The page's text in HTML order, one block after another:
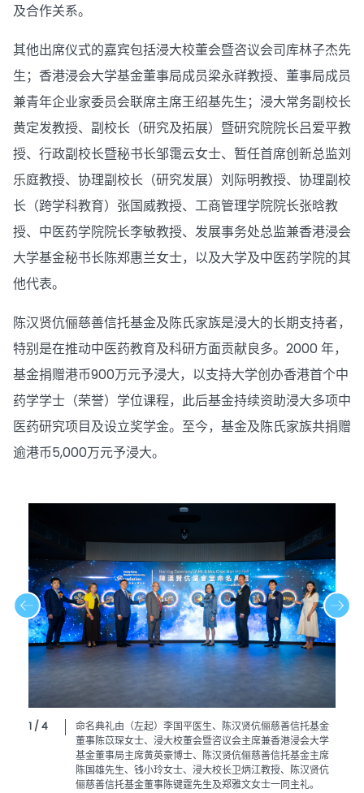
及合作关系。
其他出席仪式的嘉宾包括浸大校董会暨咨议会司库林子杰先
生；香港浸会大学基金董事局成员梁永祥教授、董事局成员
兼青年企业家委员会联席主席王绍基先生；浸大常务副校长
黄定发教授、副校长（研究及拓展）暨研究院院长吕爱平教
授、行政副校长暨秘书长邹霭云女士、暂任首席创新总监刘
乐庭教授、协理副校长（研究发展）刘际明教授、协理副校
长（跨学科教育）张国威教授、工商管理学院院长张晗教
授、中医药学院院长李敏教授、发展事务处总监兼香港浸会
大学基金秘书长陈郑惠兰女士，以及大学及中医药学院的其
他代表。
陈汉贤伉俪慈善信托基金及陈氏家族是浸大的长期支持者，
特别是在推动中医药教育及科研方面贡献良多。2000 年，
基金捐赠港币900万元予浸大，以支持大学创办香港首个中
药学学士（荣誉）学位课程，此后基金持续资助浸大多项中
医药研究项目及设立奖学金。至今，基金及陈氏家族共捐赠
逾港币5,000万元予浸大。
1 / 4
命名典礼由（左起）李国平医生、陈汉贤伉俪慈善信托基金
董事陈苡琛女士、浸大校董会暨咨议会主席兼香港浸会大学
基金董事局主席黄英豪博士、陈汉贤伉俪慈善信托基金主席
陈国雄先生、钱小玲女士、浸大校长卫炳江教授、陈汉贤伉
俪慈善信托基金董事陈键霆先生及郑雅文女士一同主礼。